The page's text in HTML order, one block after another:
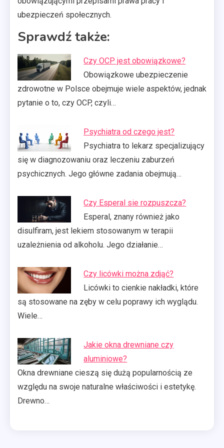
ubezpieczeń społecznych.
Sprawdź także:
Czy OCP jest obowiązkowe?
Obowiązkowe ubezpieczenie
zdrowotne w Polsce obejmuje wiele aspektów, jednak
pytanie o to, czy OCP, czyli…
Psychiatra od czego jest?
Psychiatra to lekarz specjalizujący
się w diagnozowaniu oraz leczeniu zaburzeń
psychicznych. Jego główne zadania obejmują…
Czy Esperal sie rozpuszcza?
Esperal, znany również jako
disulfiram, jest lekiem stosowanym w terapii
uzależnienia od alkoholu. Jego działanie…
Czy licówki można zdjąć?
Licówki to cienkie nakładki, które
są stosowane na zęby w celu poprawy ich wyglądu.
Wiele…
Jakie okna drewniane czy
aluminiowe?
Okna drewniane cieszą się dużą popularnością ze
względu na swoje naturalne właściwości i estetykę.
Drewno…